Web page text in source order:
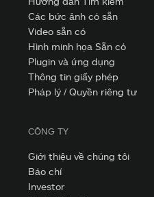
Các bức ảnh có sẵn
Video sẵn có
Hình minh họa Sẵn có
Plugin và ứng dụng
Thông tin giấy phép
Pháp lý / Quyền riêng tư
CÔNG TY
Giới thiệu về chúng tôi
Báo chí
Investor